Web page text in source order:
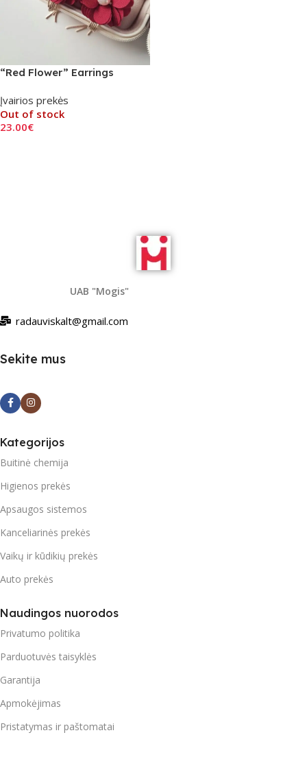
“Red Flower” Earrings
Įvairios prekės
Out of stock
23.00€
UAB "Mogis"
radauviskalt@gmail.com
Sekite mus
Kategorijos
Buitinė chemija
Higienos prekės
Apsaugos sistemos
Kanceliarinės prekės
Vaikų ir kūdikių prekės
Auto prekės
Naudingos nuorodos
Privatumo politika
Parduotuvės taisyklės
Garantija
Apmokėjimas
Pristatymas ir paštomatai